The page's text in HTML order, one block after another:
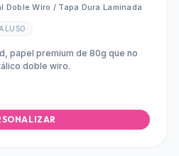
Doble Wiro / Tapa Dura Laminada
papel premium de 80g que no
doble wiro.